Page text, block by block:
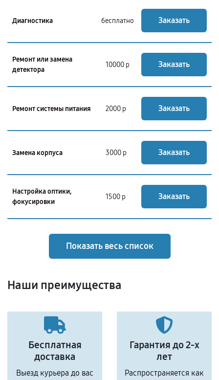
Диагностика бесплатно Заказать
Ремонт или замена
детектора
10000 р Заказать
Ремонт системы питания 2000 р Заказать
Замена корпуса 3000 р Заказать
Настройка оптики,
фокусировки
1500 р Заказать
Показать весь список
Наши преимущества
Бесплатная
доставка
Выезд курьера до вас
Гарантия до 2-х
лет
Распространяется как